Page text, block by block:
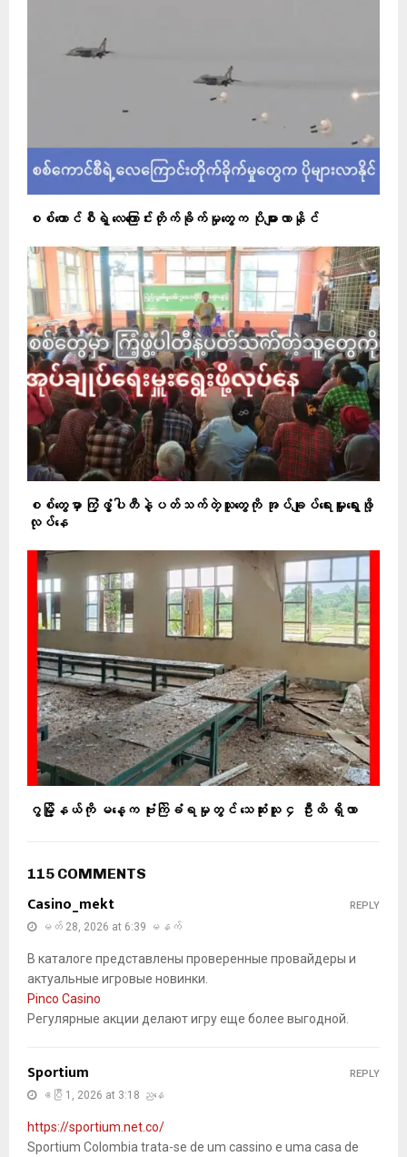
စစ်ကောင်စီရဲ့ လေကြောင်းတိုက်ခိုက်မှုတွေက ပိုများလာနိုင်
စစ်တွေမှာ ကြံ့ဖွံ့ပါတီနဲ့ပတ်သက်တဲ့သူတွေကို အုပ်ချုပ်ရေးမှူးရွေးဖို့
လုပ်နေ
ဂွမြို့နယ်ကို မနေ့က ဗုံးကြဲခံရမှုတွင် သေဆုံးသူ ၄ ဦးထိ ရှိလာ
115 COMMENTS
Casino_mekt
မတ် 28, 2026 at 6:39 မနက်
В каталоге представлены проверенные провайдеры и
актуальные игровые новинки.
Pinco Casino
Регулярные акции делают игру еще более выгодной.
REPLY
Sportium
ဧပြီ 1, 2026 at 3:18 ညနေ
https://sportium.net.co/
Sportium Colombia trata-se de um cassino e uma casa de
REPLY